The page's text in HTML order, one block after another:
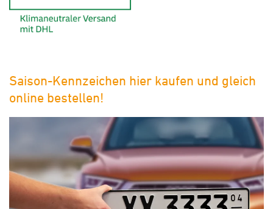
Saison-Kennzeichen hier kaufen und gleich
online bestellen!